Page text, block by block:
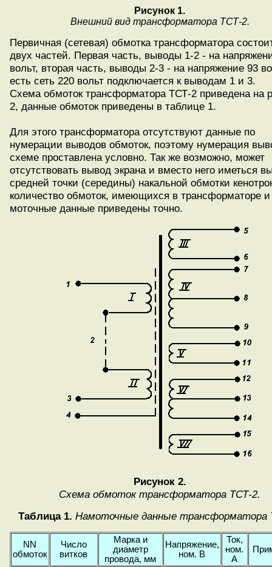
Рисунок 1.
Внешний вид трансформатора ТСТ-2.
Первичная (сетевая) обмотка трансформатора
двух частей. Первая часть, выводы 1-2 - на
вольт, вторая часть, выводы 2-3 - на напряжение 93
есть сеть 220 вольт подключается к выводам 1 и 3.
Схема обмоток трансформатора ТСТ-2 приведена на
2, данные обмоток приведены в таблице 1.
Для этого трансформатора отсутствуют данные по
нумерации выводов обмоток, поэтому нумерация
схеме проставлена условно. Так же возможно, может
отсутствовать вывод экрана и вместо него иметься
средней точки (середины) накальной обмотки
количество обмоток, имеющихся в трансформаторе
моточные данные приведены точно.
Рисунок 2.
Схема обмоток трансформатора ТСТ-2.
Таблица 1. Намоточные данные трансформатора
NN
обмоток
Число
витков
Марка и
диаметр
провода, мм
Напряжение,
ном. В
Ток,
ном.
А